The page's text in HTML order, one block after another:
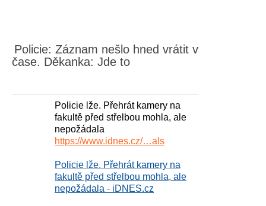
Policie: Záznam nešlo hned vrátit v
čase. Děkanka: Jde to
Policie lže. Přehrát kamery na
fakultě před střelbou mohla, ale
nepožádala
https://www.idnes.cz/…als
Policie lže. Přehrát kamery na
fakultě před střelbou mohla, ale
nepožádala - iDNES.cz